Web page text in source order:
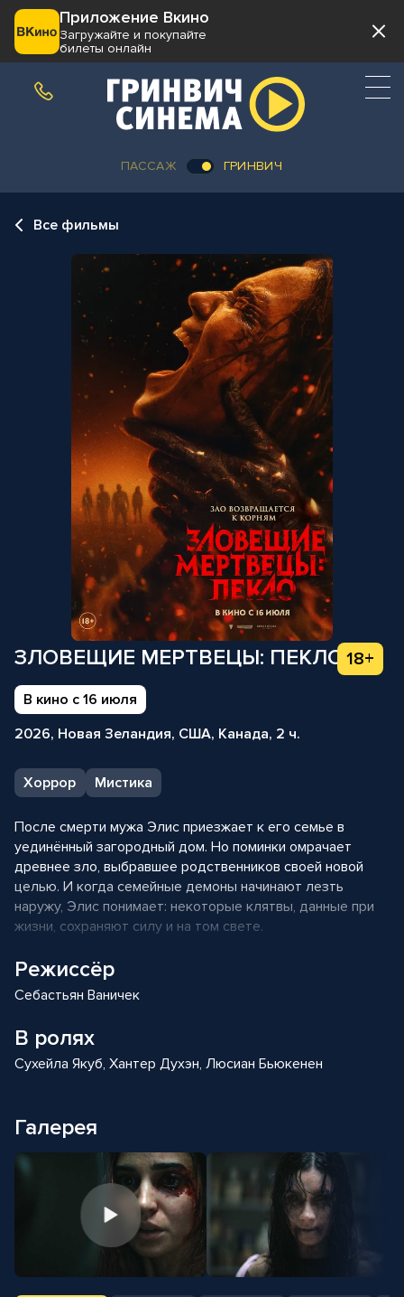
Приложение Вкино
Загружайте и покупайте
билеты онлайн
ПАССАЖ ГРИНВИЧ
Все фильмы
ЗЛОВЕЩИЕ МЕРТВЕЦЫ: ПЕКЛО 18+
В кино с 16 июля
2026, Новая Зеландия, США, Канада, 2 ч.
Хоррор Мистика
После смерти мужа Элис приезжает к его семье в
уединённый загородный дом. Но поминки омрачает
древнее зло, выбравшее родственников своей новой
целью. И когда семейные демоны начинают лезть
наружу, Элис понимает: некоторые клятвы, данные при
жизни, сохраняют силу и на том свете.
Режиссёр
Себастьян Ваничек
В ролях
Сухейла Якуб, Хантер Духэн, Люсиан Бьюкенен
Галерея